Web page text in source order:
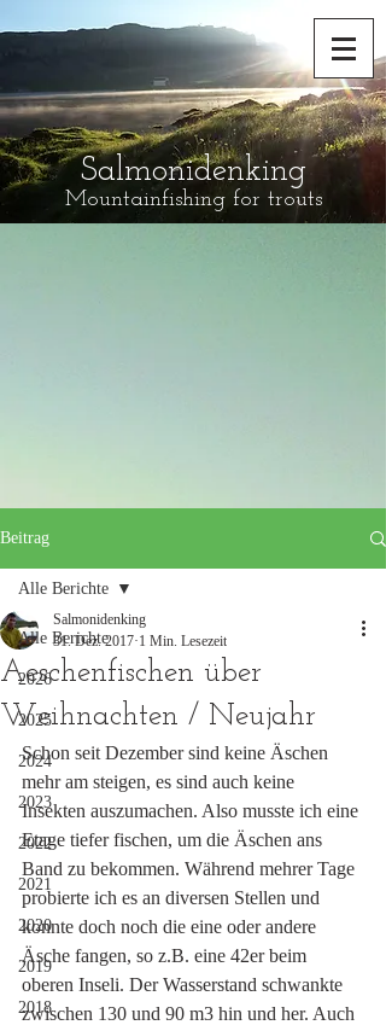
Salmonidenking
Mountainfishing for trouts
Beitrag
Alle Berichte
2026
2025
2024
2023
2022
2021
2020
2019
2018
Alle Berichte
Aeschenfischen über
Weihnachten / Neujahr
Salmonidenking
31. Dez. 2017 1 Min. Lesezeit
Schon seit Dezember sind keine Äschen
mehr am steigen, es sind auch keine
Insekten auszumachen. Also musste ich eine
Etage tiefer fischen, um die Äschen ans
Band zu bekommen. Während mehrer Tage
probierte ich es an diversen Stellen und
konnte doch noch die eine oder andere
Äsche fangen, so z.B. eine 42er beim
oberen Inseli. Der Wasserstand schwankte
zwischen 130 und 90 m3 hin und her. Auch